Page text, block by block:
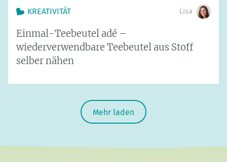
KREATIVITÄT Lisa
Einmal-Teebeutel adé –
wiederverwendbare Teebeutel aus Stoff
selber nähen
Mehr laden